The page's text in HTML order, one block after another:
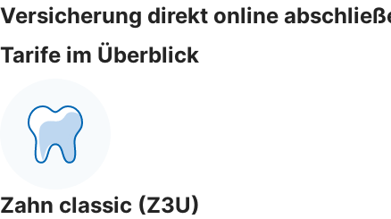
Versicherung direkt online
Tarife im Überblick
Zahn classic (Z3U)